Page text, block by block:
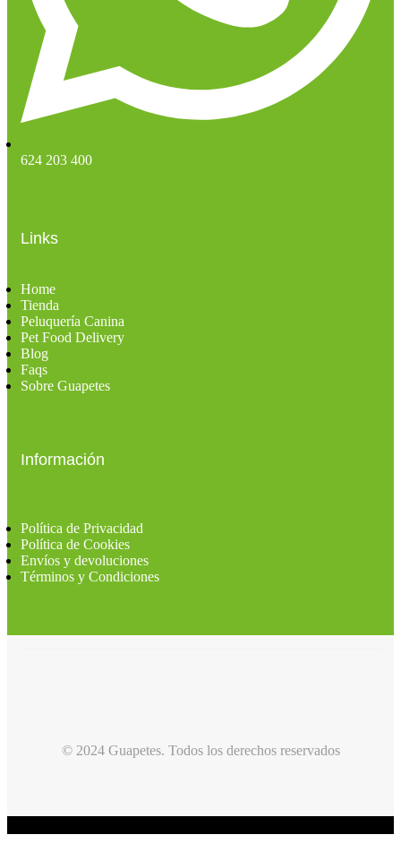
624 203 400
Links
Home
Tienda
Peluquería Canina
Pet Food Delivery
Blog
Faqs
Sobre Guapetes
Información
Política de Privacidad
Política de Cookies
Envíos y devoluciones
Términos y Condiciones
© 2024 Guapetes. Todos los derechos reservados